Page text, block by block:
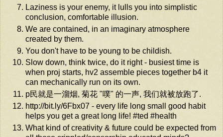
Laziness is your enemy, it lulls you into simplistic
conclusion, comfortable illusion.
We are contained, in an imaginary atmosphere
created by them.
You don't have to be young to be childish.
Slow down, think twice, do it right - busiest time is
when proj starts, hv2 assemble pieces together b4 it
can mechanically run on its own.
p民就是一溜烟, 菊花 "噗" 的一声, 我们就被放跑了.
http://bit.ly/6Fbx07 - every life long small good habit
helps you get a great long life! #ted #health
What kind of creativity & future could be expected from